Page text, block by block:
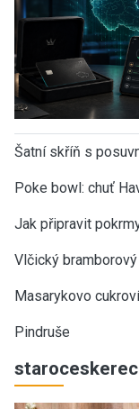
Šatní skříň s
Poke bowl: chuť
Jak připravit
Vlčický
Masarykovo
Pindruše